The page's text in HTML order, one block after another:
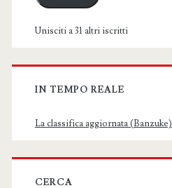
Unisciti a 31 altri iscritti
IN TEMPO REALE
La classifica aggiornata (Banzuke)
CERCA